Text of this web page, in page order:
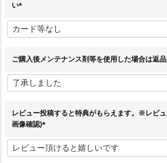
い
必
須
ご購入後メンテナンス剤等を使用した場合は返
レビュー投稿すると特典がもらえます。※レビ
画像確認)
必
須